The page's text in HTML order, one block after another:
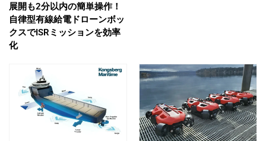
展開も2分以内の簡単操作！
自律型有線給電ドローンボッ
クスでISRミッションを効率
化